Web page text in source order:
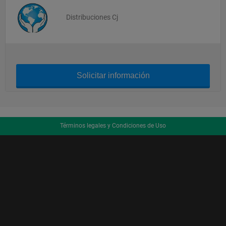
Distribuciones Cj
Solicitar información
Términos legales y Condiciones de Uso